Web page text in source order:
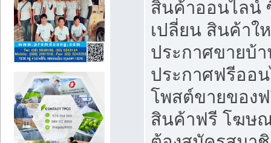
สินค้าออนไลน์
เปลี่ยน สินค้าใ
ประกาศขายบ้
ประกาศฟรีออ
โพสต์ขายของ
สินค้าฟรี โฆษ